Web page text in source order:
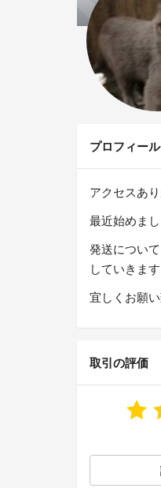
プロフィール
アクセスあ
最近始めまし
発送につい
していきます
宜しくお願い
取引の評価